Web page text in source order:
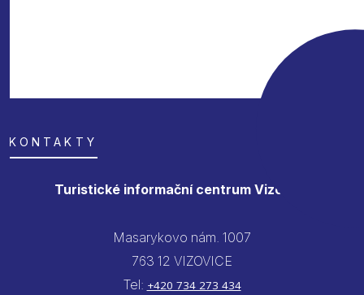
KONTAKTY
Turistické informační centrum Vizovice
Masarykovo nám. 1007
763 12 VIZOVICE
Tel: +420 734 273 434